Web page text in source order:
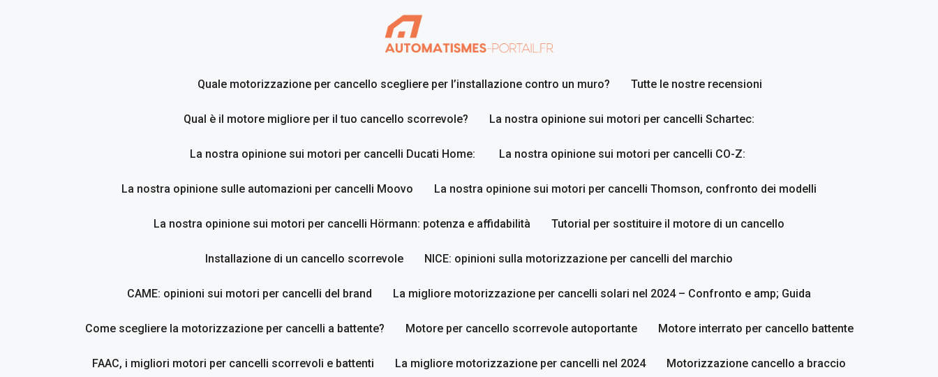
Quale motorizzazione per cancello scegliere per l’installazione contro un muro? Tutte le nostre recensioni
Qual è il motore migliore per il tuo cancello scorrevole? La nostra opinione sui motori per cancelli Schartec:
La nostra opinione sui motori per cancelli Ducati Home: La nostra opinione sui motori per cancelli CO-Z:
La nostra opinione sulle automazioni per cancelli Moovo La nostra opinione sui motori per cancelli Thomson, confronto dei modelli
La nostra opinione sui motori per cancelli Hörmann: potenza e affidabilità Tutorial per sostituire il motore di un cancello
Installazione di un cancello scorrevole NICE: opinioni sulla motorizzazione per cancelli del marchio
CAME: opinioni sui motori per cancelli del brand La migliore motorizzazione per cancelli solari nel 2024 – Confronto e amp; Guida
Come scegliere la motorizzazione per cancelli a battente? Motore per cancello scorrevole autoportante Motore interrato per cancello battente
FAAC, i migliori motori per cancelli scorrevoli e battenti La migliore motorizzazione per cancelli nel 2024 Motorizzazione cancello a braccio